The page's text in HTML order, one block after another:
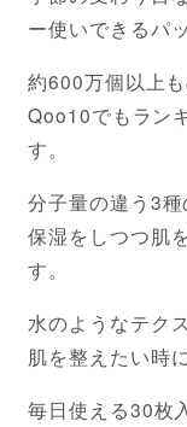
ー使いできるパ
約600万個以上
Qoo10でもラン
す。
分子量の違う3種
保湿をしつつ肌
す。
水のようなテク
肌を整えたい時
毎日使える30枚